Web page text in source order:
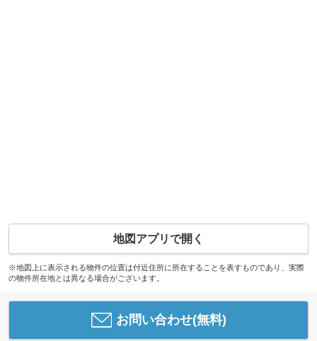
地図アプリで開く
※地図上に表示される物件の位置は付近住所に所在することを表すものであり、実際
の物件所在地とは異なる場合がございます。
お問い合わせ(無料)